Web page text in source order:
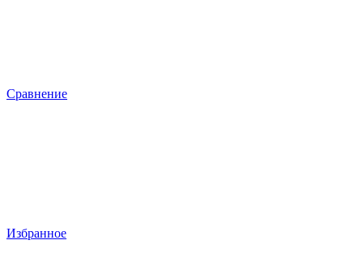
Сравнение
Избранное